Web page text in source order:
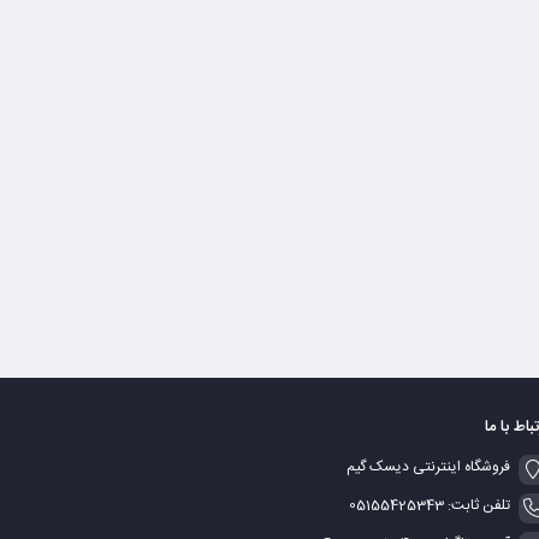
با ما
فروشگاه اینترنتی دیسک گیم
تلفن ثابت: 05155425343